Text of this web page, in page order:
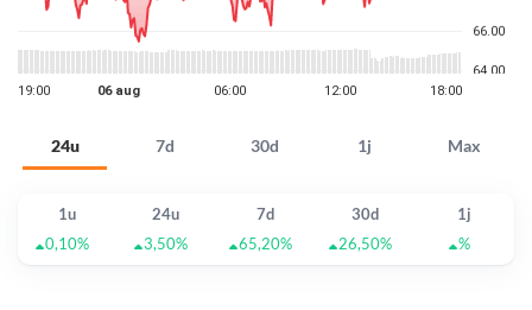
24u 7d 30d 1j Max
1u 24u 7d 30d
1j
0,10%
3,50% 65,20% 26,50% %